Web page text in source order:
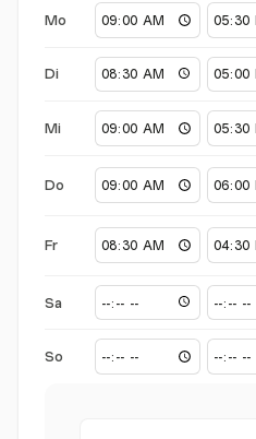
Mo
Di
Mi
Do
Fr
Sa
So